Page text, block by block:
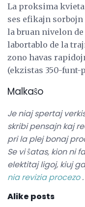
La proksima
ses efikajn
la bruan nivelon
labortablo de la
zono havas
(ekzistas 350-funt-
Malkaŝo
Je niaj spertaj
skribi pensajn kaj
pri la plej bonaj
Se vi ŝatas, kion ni
elektitaj ligoj, kiuj
nia revizia procezo.
Alike posts